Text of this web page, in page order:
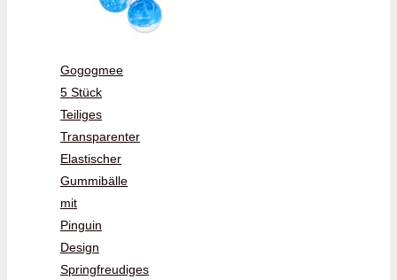
Gogogmee
5 Stück
Teiliges
Transparenter
Elastischer
Gummibälle
mit
Pinguin
Design
Springfreudiges